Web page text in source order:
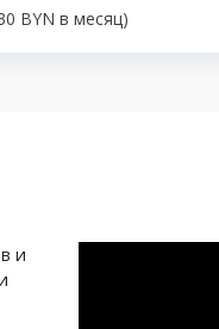
BYN в месяц)
и